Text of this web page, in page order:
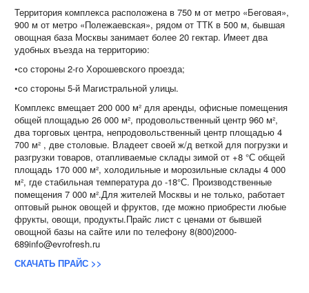
Территория комплекса расположена в 750 м от метро «Беговая»,
900 м от метро «Полежаевская», рядом от ТТК в 500 м, бывшая
овощная база Москвы занимает более 20 гектар. Имеет два
удобных въезда на территорию:
•со стороны 2-го Хорошевского проезда;
•со стороны 5-й Магистральной улицы.
Комплекс вмещает 200 000 м² для аренды, офисные помещения
общей площадью 26 000 м², продовольственный центр 960 м²,
два торговых центра, непродовольственный центр площадью 4
700 м² , две столовые. Владеет своей ж/д веткой для погрузки и
разгрузки товаров, отапливаемые склады зимой от +8 °С общей
площадь 170 000 м², холодильные и морозильные склады 4 000
м², где стабильная температура до -18°С. Производственные
помещения 7 000 м².Для жителей Москвы и не только, работает
оптовый рынок овощей и фруктов, где можно приобрести любые
фрукты, овощи, продукты.Прайс лист с ценами от бывшей
овощной базы на сайте или по телефону 8(800)2000-
689info@evrofresh.ru
СКАЧАТЬ ПРАЙС >>